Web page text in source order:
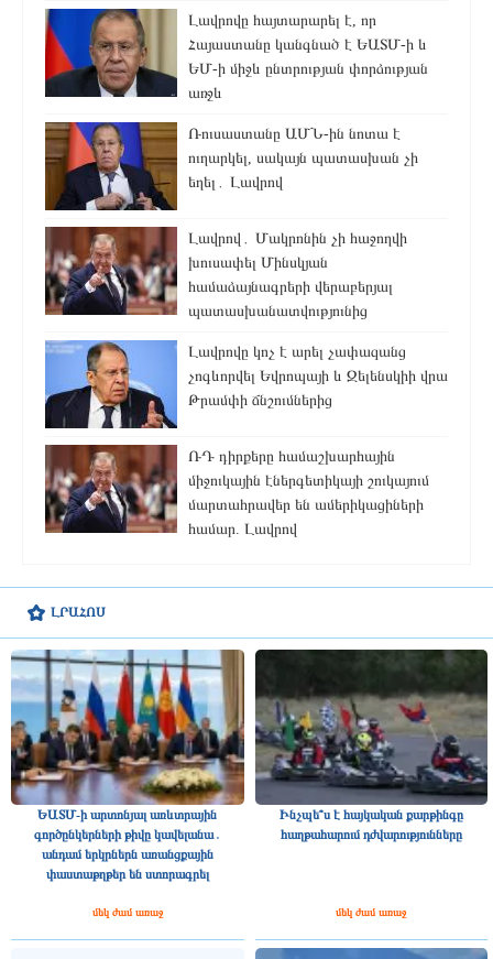
ԼՐԱՀՈՍ
ԵԱՏՄ-ի արտոնյալ առևտրային
գործընկերների թիվը կավելանա․
անդամ երկրներն առանցքային
փաստաթղթեր են ստորագրել
մեկ ժամ առաջ
Ինչպե՞ս է հայկական քարթինգը
հաղթահարում դժվարությունները
մեկ ժամ առաջ
Լավրովը հայտարարել է, որ
Հայաստանը կանգնած է ԵԱՏՄ-ի և
ԵՄ-ի միջև ընտրության փորձության
առջև
Ռուսաստանը ԱՄՆ-ին նոտա է
ուղարկել, սակայն պատասխան չի
եղել․ Լավրով
Լավրով․ Մակրոնին չի հաջողվի
խուսափել Մինսկյան
համաձայնագրերի վերաբերյալ
պատասխանատվությունից
Լավրովը կոչ է արել չափազանց
չոգևորվել Եվրոպայի և Զելենսկիի վրա
Թրամփի ճնշումներից
ՌԴ դիրքերը համաշխարհային
միջուկային էներգետիկայի շուկայում
մարտահրավեր են ամերիկացիների
համար. Լավրով